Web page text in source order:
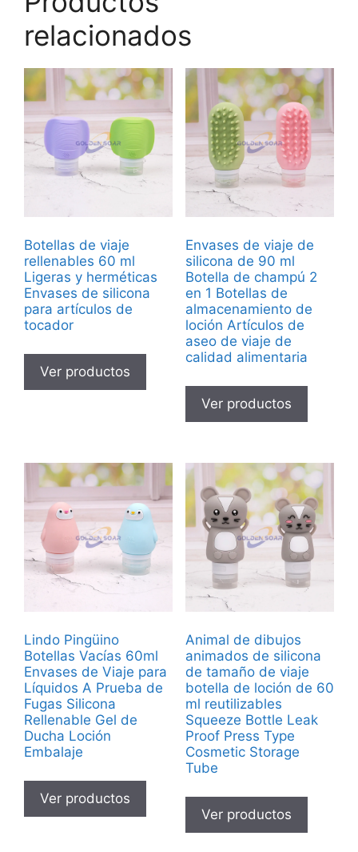
relacionados
Botellas de viaje
rellenables 60 ml
Ligeras y herméticas
Envases de silicona
para artículos de
tocador
Ver productos
Envases de viaje de
silicona de 90 ml
Botella de champú 2
en 1 Botellas de
almacenamiento de
loción Artículos de
aseo de viaje de
calidad alimentaria
Ver productos
Lindo Pingüino
Botellas Vacías 60ml
Envases de Viaje para
Líquidos A Prueba de
Fugas Silicona
Rellenable Gel de
Ducha Loción
Embalaje
Ver productos
Animal de dibujos
animados de silicona
de tamaño de viaje
botella de loción de 60
ml reutilizables
Squeeze Bottle Leak
Proof Press Type
Cosmetic Storage
Tube
Ver productos